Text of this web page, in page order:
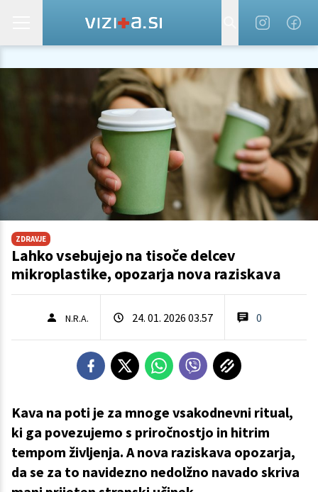
ZDRAVJE
Lahko vsebujejo na tisoče delcev
mikroplastike, opozarja nova raziskava
N.R.A. 24. 01. 2026 03.57 0
Kava na poti je za mnoge vsakodnevni ritual,
ki ga povezujemo s priročnostjo in hitrim
tempom življenja. A nova raziskava opozarja,
da se za to navidezno nedolžno navado skriva